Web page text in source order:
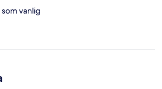
vanlig